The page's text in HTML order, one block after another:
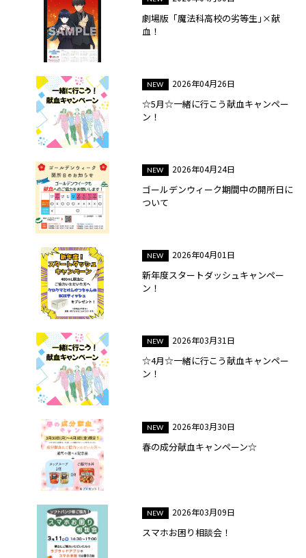
劇場版「魔法科高校の劣等生｣×献
血！
2026年04月26日
☆5月☆一緒に行こう献血キャンペー
ン！
2026年04月24日
ゴールデンウィーク期間中の開所日に
ついて
2026年04月01日
新年度スタートダッシュキャンペー
ン！
2026年03月31日
☆4月☆一緒に行こう献血キャンペー
ン！
2026年03月30日
春の成分献血キャンペーン☆
2026年03月09日
スマホお困り相談会！